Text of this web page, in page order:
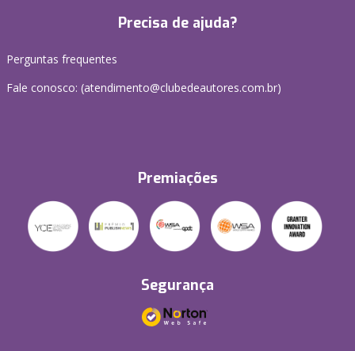
Precisa de ajuda?
Perguntas frequentes
Fale conosco: (atendimento@clubedeautores.com.br)
Premiações
Segurança